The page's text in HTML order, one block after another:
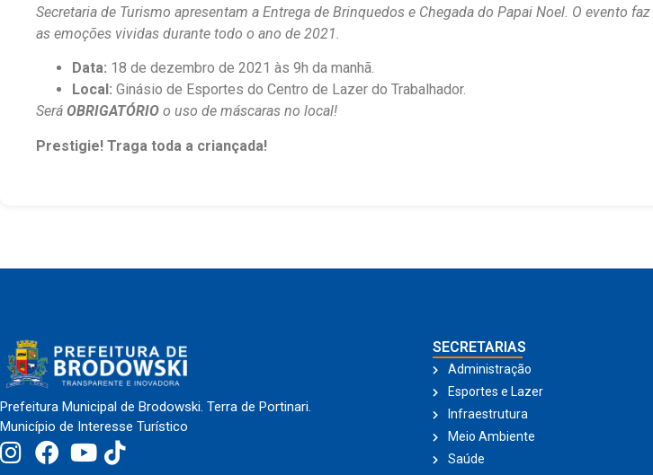
Secretaria de Turismo apresentam a Entrega de Brinquedos e Chegada do Papai Noel. O evento
as emoções vividas durante todo o ano de 2021.
Data: 18 de dezembro de 2021 às 9h da manhã.
Local: Ginásio de Esportes do Centro de Lazer do Trabalhador.
Será OBRIGATÓRIO o uso de máscaras no local!
Prestigie! Traga toda a criançada!
Prefeitura Municipal de Brodowski. Terra de Portinari.
Município de Interesse Turístico
SECRETARIAS
Administração
Esportes e Lazer
Infraestrutura
Meio Ambiente
Saúde